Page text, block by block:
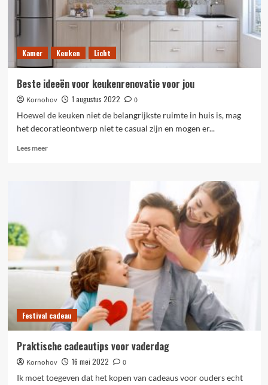
Kamer Keuken Licht
Beste ideeën voor keukenrenovatie voor jou
Kornohov 1 augustus 2022
0
Hoewel de keuken niet de belangrijkste ruimte in huis is, mag
het decoratieontwerp niet te casual zijn en mogen er...
Lees meerLees
Festival cadeau
Praktische cadeautips voor vaderdag
Kornohov 16 mei 2022
0
Ik moet toegeven dat het kopen van cadeaus voor ouders echt